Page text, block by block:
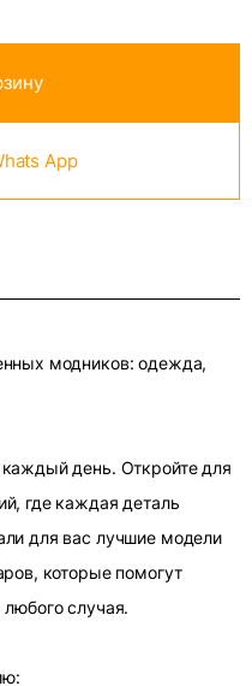
App
модников: одежда,
день. Откройте для
где каждая деталь
для вас лучшие модели
которые помогут
случая.